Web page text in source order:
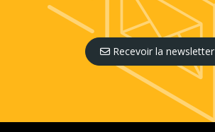
Recevoir la newsletter